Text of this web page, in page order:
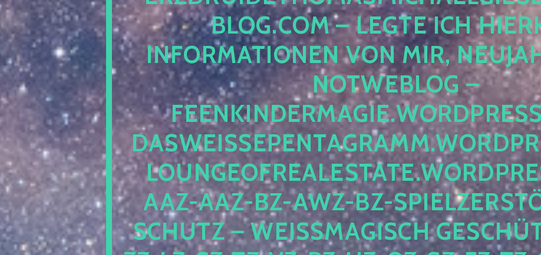
LOG.COM – LEGTE ICH
NFORMATIONEN VON MIR,
OTWEBLOG – F
AZ-AAZ-BZ-AWZ-BZ-
CHUTZ – WEISSMAGISCH